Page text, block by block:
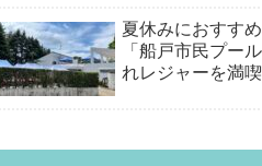
夏休みにおすす
「船戸市民プー
れレジャーを満